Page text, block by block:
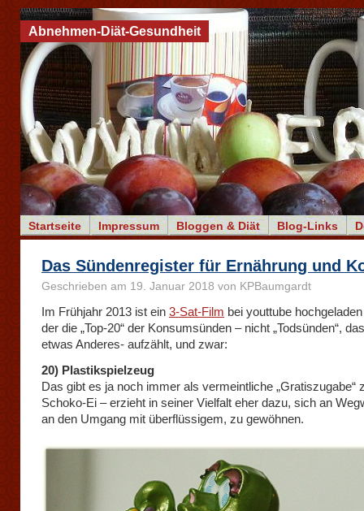
Startseite Impressum Bloggen & Diät Blog-Links
Abnehmen-Diät-Gesundheit
Das Sündenregister für Ernährung und
Geschrieben am 19. Januar 2018 von KPBaumgardt
Im Frühjahr 2013 ist ein 3-Sat-Film bei youttube
der die „Top-20“ der Konsumsünden – nicht „Todsünden“,
etwas Anderes- aufzählt, und zwar:
20) Plastikspielzeug
Das gibt es ja noch immer als vermeintliche „Gratiszugabe“
Schoko-Ei – erzieht in seiner Vielfalt eher dazu, sich an
an den Umgang mit überflüssigem, zu gewöhnen.